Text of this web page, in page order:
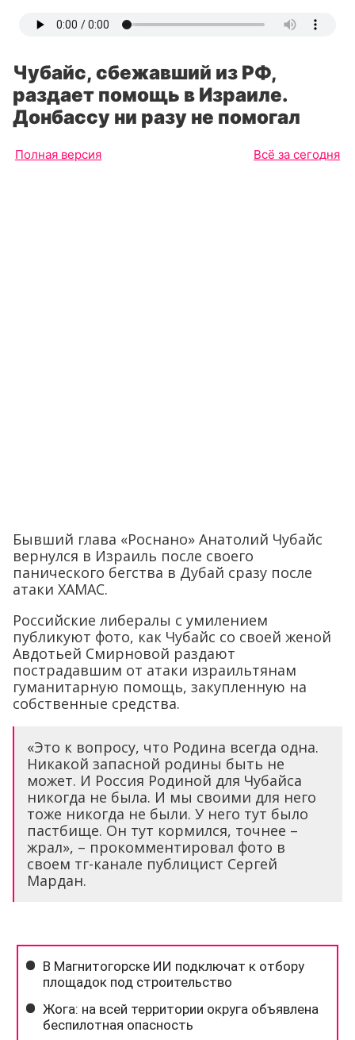
Чубайс, сбежавший из РФ,
раздает помощь в Израиле.
Донбассу ни разу не помогал
Полная версия Всё за сегодня
Бывший глава «Роснано» Анатолий Чубайс
вернулся в Израиль после своего
панического бегства в Дубай сразу после
атаки ХАМАС.
Российские либералы с умилением
публикуют фото, как Чубайс со своей женой
Авдотьей Смирновой раздают
пострадавшим от атаки израильтянам
гуманитарную помощь, закупленную на
собственные средства.
«Это к вопросу, что Родина всегда одна.
Никакой запасной родины быть не
может. И Россия Родиной для Чубайса
никогда не была. И мы своими для него
тоже никогда не были. У него тут было
пастбище. Он тут кормился, точнее –
жрал», – прокомментировал фото в
своем тг-канале публицист Сергей
Мардан.